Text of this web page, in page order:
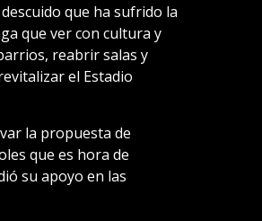
que ha sufrido la
que ver con cultura y
reabrir salas y
el Estadio
la propuesta de
que es hora de
su apoyo en las